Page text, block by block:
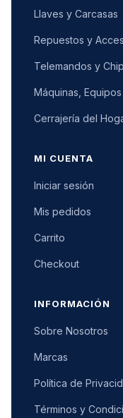
Llaves y Carcasas
Repuestos y
Telemandos y
Máquinas,
Cerrajería del
MI CUENTA
Iniciar sesión
Mis pedidos
Carrito
Checkout
INFORMACIÓN
Sobre Nosotros
Marcas
Política de
Términos y